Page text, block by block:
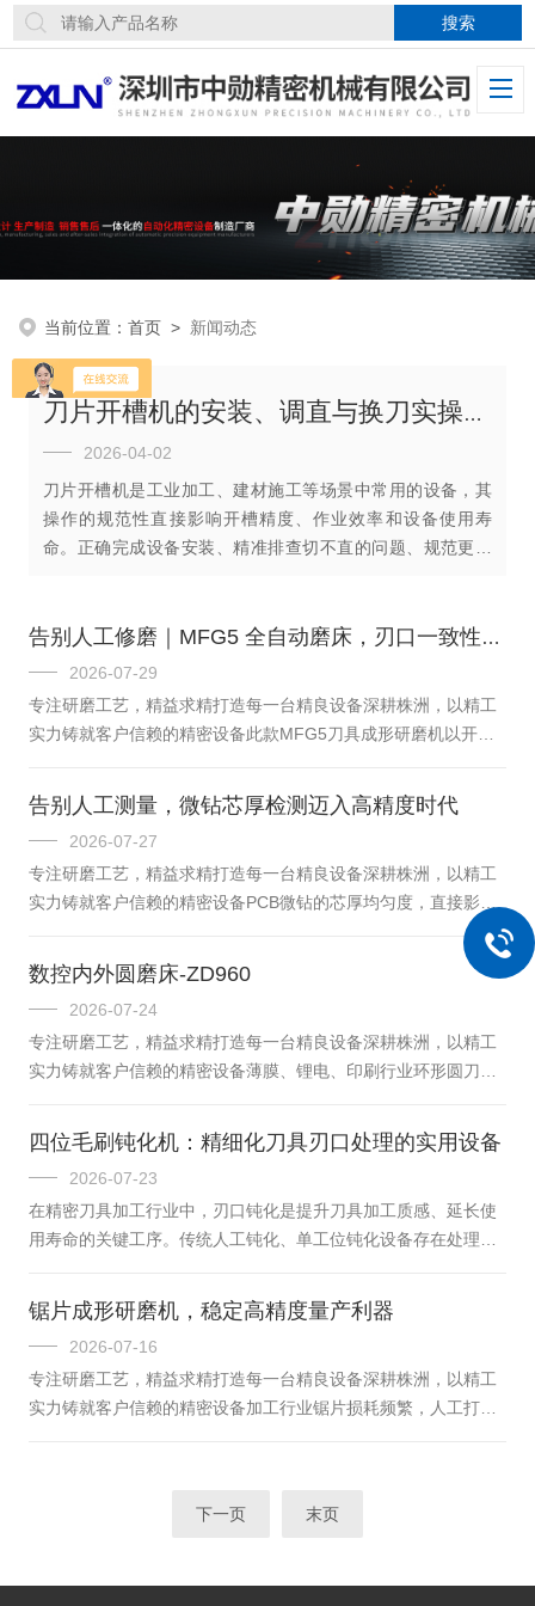
当前位置：首页 > 新闻动态
刀片开槽机的安装、调直与换刀实操指南
2026-04-02
刀片开槽机是工业加工、建材施工等场景中常用的设备，其
操作的规范性直接影响开槽精度、作业效率和设备使用寿
命。正确完成设备安装、精准排查切不直的问题、规范更换
告别人工修磨｜MFG5 全自动磨床，刃口一致性拉满
2026-07-29
专注研磨工艺，精益求精打造每一台精良设备深耕株洲，以精工
实力铸就客户信赖的精密设备此款MFG5刀具成形研磨机以开槽
化程度高，更能在保证精度的前提下轻松应对不同复杂的加工要
求，且可以根据用户生产需求进行定制化方案生产。底座采用天
然大理石不变形且精度高，进口导轨丝杠极大保证加工精度和稳
定性，机械手自动上下料和精磨一体化的砂轮组使之拥有精准不
俗的加工效率。因此，此款设备成为中勋企业的畅销产品之一。
告别人工测量，微钻芯厚检测迈入高精度时代
2026-07-27
专注研磨工艺，精益求精打造每一台精良设备深耕株洲，以精工
实力铸就客户信赖的精密设备PCB微钻的芯厚均匀度，直接影响
钻孔品质。传统依靠人工卡尺检测，极易出现测量偏差，微钻细
小部位读数不准，批量产品品质参差不齐，断针、偏孔问题频
发，一直困扰刀具生产厂家。中勋精密芯厚检测机搭载大理石基
座、基恩士视觉、步进电动滑台等全套优质配件，整合传动、成
像、数据管理一体化功能，兼顾测量精度与车间量产实用性。设
备性能特点※整体天然大理石底座，长久保障测量精度※基恩士
数控内外圆磨床-ZD960
2026-07-24
专注研磨工艺，精益求精打造每一台精良设备深耕株洲，以精工
实力铸就客户信赖的精密设备薄膜、锂电、印刷行业环形圆刀加
批量加工尺寸一致性差，人工校正、返工耗时耗力。中勋精密数
控内外圆磨床针对性解决行业痛点，单台设备一次装夹同步完成
内孔、外圆精密研磨，从硬件结构源头把控加工精度，有效压缩
生产综合成本。整机依托天然大理石平台稳定基础，搭配15KW
大功率电直驱主轴与进口直线电机，整机刚性充足，微米级精度
四位毛刷钝化机：精细化刀具刃口处理的实用设备
2026-07-23
在精密刀具加工行业中，刃口钝化是提升刀具加工质感、延长使
用寿命的关键工序。传统人工钝化、单工位钝化设备存在处理不
钝化机作为针对性研发的专用处理设备，依托多工位协同作业模
式，适配各类硬质合金、金属陶瓷刀具的刃口钝化加工，目前已
广泛应用于数控刀具、精密模具、机械加工等多个制造领域，成
为刀具后处理工序中的常用设备。四位毛刷钝化机的核心运行逻
辑，是依靠四组独立可控的毛刷单元，完成工件刃口的均匀打磨
锯片成形研磨机，稳定高精度量产利器
2026-07-16
专注研磨工艺，精益求精打造每一台精良设备深耕株洲，以精工
实力铸就客户信赖的精密设备加工行业锯片损耗频繁，人工打磨
站式完成锯片多角度精密修磨。整机搭载天然大理石基座与高清
下一页 末页